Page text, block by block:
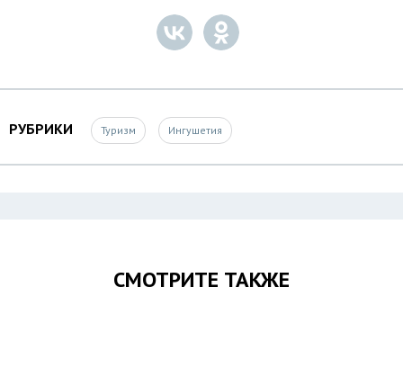
РУБРИКИ Туризм Ингушетия
СМОТРИТЕ ТАКЖЕ